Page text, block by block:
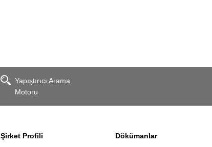
Yapıştırıcı Arama
Motoru
Şirket Profili
Dökümanlar